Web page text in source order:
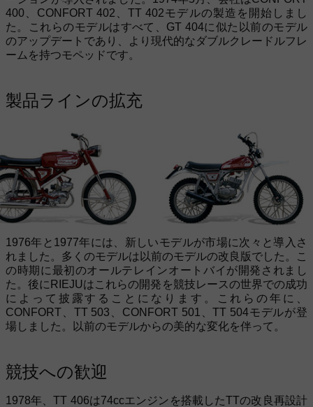
400、CONFORT 402、TT 402モデルの製造を開始しまし
た。これらのモデルはすべて、GT 404に似た以前のモデル
のアップデートであり、より現代的なダブルクレードルフレ
ームを持つモペッドです。
製品ラインの拡充
1976年と1977年には、新しいモデルが市場に次々と導入さ
れました。多くのモデルは以前のモデルの改良版でした。こ
の時期に最初のオールテレインオートバイが開発されまし
た。後にRIEJUはこれらの開発を競技レースの世界での成功
によって披露することになります。これらの年に、
CONFORT、TT 503、CONFORT 501、TT 504モデルが登
場しました。以前のモデルからの美的な変化を伴って。
競技への歓迎
1978年、TT 406は74ccエンジンを搭載したTTの改良再設計